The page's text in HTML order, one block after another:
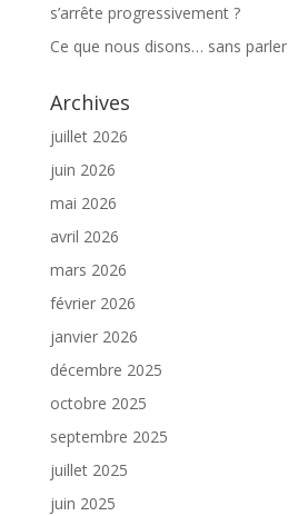
s’arrête progressivement ?
Ce que nous disons… sans parler
Archives
juillet 2026
juin 2026
mai 2026
avril 2026
mars 2026
février 2026
janvier 2026
décembre 2025
octobre 2025
septembre 2025
juillet 2025
juin 2025